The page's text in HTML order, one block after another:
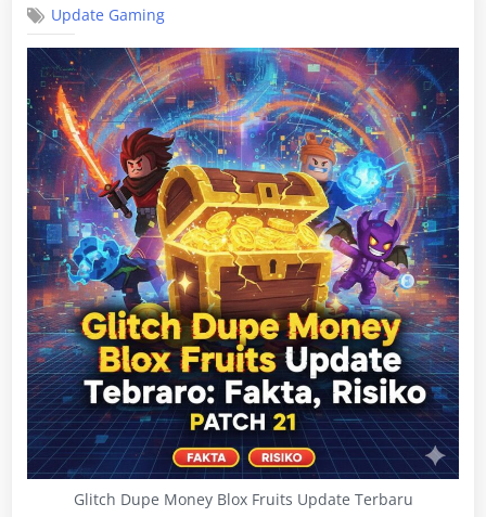
Update Gaming
Glitch Dupe Money Blox Fruits Update Terbaru